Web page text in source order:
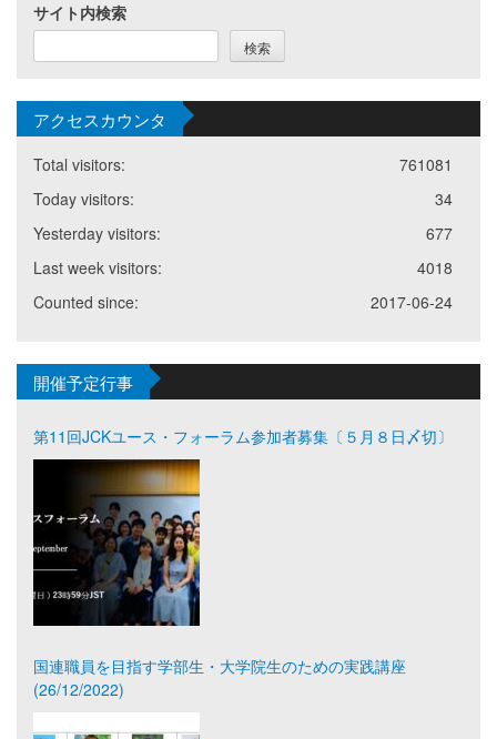
サイト内検索
検索
アクセスカウンタ
761081
Total visitors:
34
Today visitors:
677
Yesterday visitors:
4018
Last week visitors:
2017-06-24
Counted since:
開催予定行事
第11回JCKユース・フォーラム参加者募集〔５月８日〆切〕
国連職員を目指す学部生・大学院生のための実践講座
(26/12/2022)